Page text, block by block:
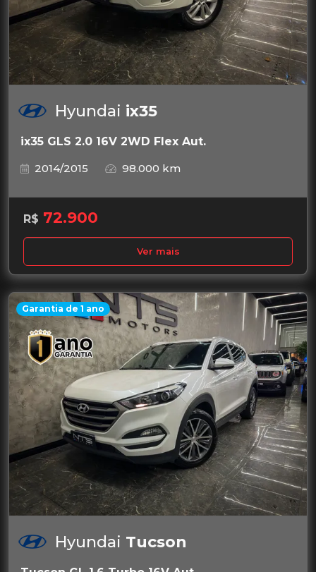
Hyundai ix35
ix35 GLS 2.0 16V 2WD Flex Aut.
2014/2015
98.000 km
R$ 72.900
Ver mais
Garantia de 1 ano
Hyundai Tucson